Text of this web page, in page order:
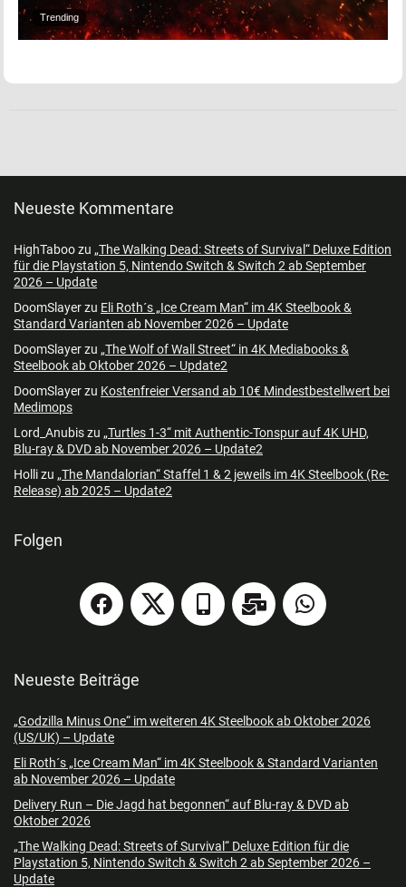
Trending
Neueste Kommentare
HighTaboozu „The Walking Dead: Streets of Survival“ Deluxe Edition
für die Playstation 5, Nintendo Switch & Switch 2 ab September
2026 – Update
DoomSlayerzu Eli Roth´s „Ice Cream Man“ im 4K Steelbook &
Standard Varianten ab November 2026 – Update
DoomSlayerzu „The Wolf of Wall Street“ in 4K Mediabooks &
Steelbook ab Oktober 2026 – Update2
DoomSlayerzu Kostenfreier Versand ab 10€ Mindestbestellwert bei
Medimops
Lord_Anubiszu „Turtles 1-3“ mit Authentic-Tonspur auf 4K UHD,
Blu-ray & DVD ab November 2026 – Update2
Hollizu „The Mandalorian“ Staffel 1 & 2 jeweils im 4K Steelbook (Re-
Release) ab 2025 – Update2
Folgen
Neueste Beiträge
„Godzilla Minus One“ im weiteren 4K Steelbook ab Oktober 2026
(US/UK) – Update
Eli Roth´s „Ice Cream Man“ im 4K Steelbook & Standard Varianten
ab November 2026 – Update
Delivery Run – Die Jagd hat begonnen“ auf Blu-ray & DVD ab
Oktober 2026
„The Walking Dead: Streets of Survival“ Deluxe Edition für die
Playstation 5, Nintendo Switch & Switch 2 ab September 2026 –
Update